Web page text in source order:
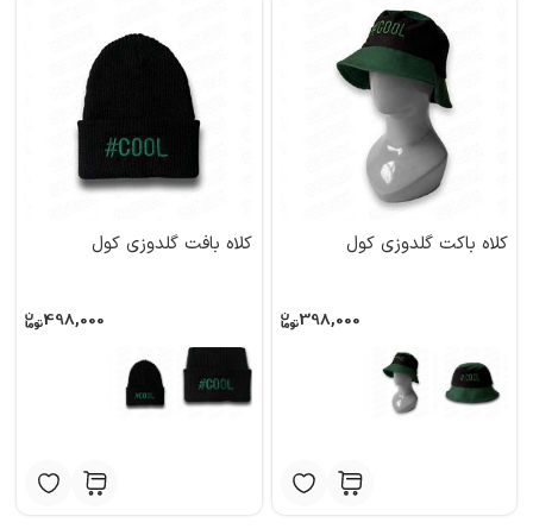
کلاه باکت گلدوزی کول
398,000
کلاه بافت گلدوزی کول
498,000